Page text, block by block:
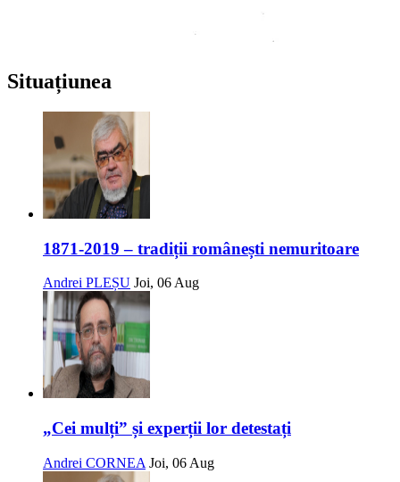
Situațiunea
1871-2019 – tradiții românești nemuritoare
Andrei PLEȘU Joi, 06 Aug
„Cei mulți” și experții lor detestați
Andrei CORNEA Joi, 06 Aug